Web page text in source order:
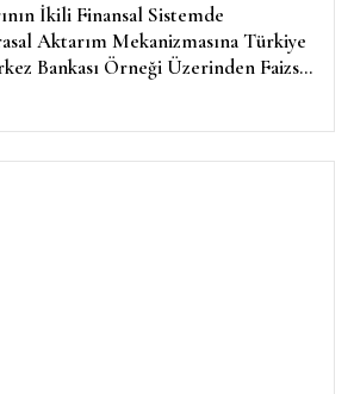
İkili Finansal Sistemde
Aktarım Mekanizmasına Türkiye
Bankası Örneği Üzerinden Faizsiz